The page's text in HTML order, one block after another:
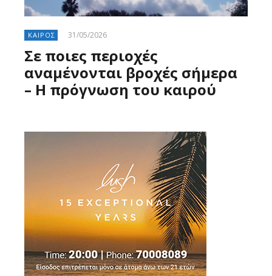
ΚΑΙΡΟΣ 31/05/2026
Σε ποιες περιοχές
αναμένονται βροχές σήμερα
– Η πρόγνωση του καιρού